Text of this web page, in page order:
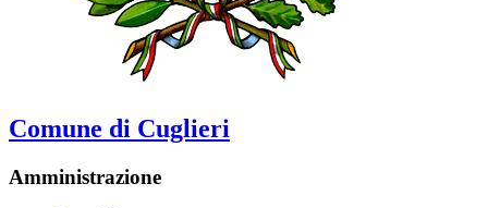
Comune di Cuglieri
Amministrazione